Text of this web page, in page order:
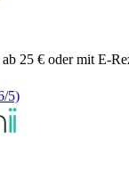
25 € oder mit E-
5)